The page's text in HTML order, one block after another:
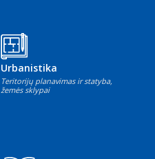
Urbanistika
Teritorijų planavimas ir statyba,
žemės sklypai